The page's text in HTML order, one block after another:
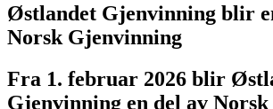
Østlandet Gjenvinning blir
Norsk Gjenvinning
Fra 1. februar 2026 blir
Gjenvinning en del av Norsk